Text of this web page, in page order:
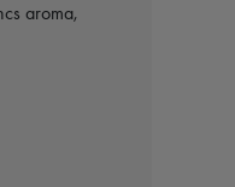
aroma,